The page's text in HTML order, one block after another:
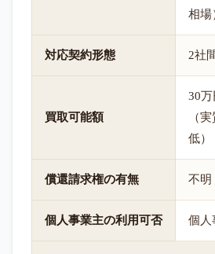
相場
対応契約形態 2社
買取可能額
30万
（
低）
償還請求権の有無 不明
個人事業主の利用可否 個人